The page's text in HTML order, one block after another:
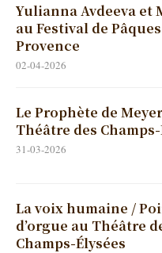
Yulianna Avdeeva et
au Festival de
Provence
02-04-2026
Le Prophète de
Théâtre des
31-03-2026
La voix humaine /
d’orgue au Théâtre
Champs-Élysées